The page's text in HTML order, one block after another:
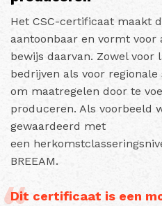
Het CSC-certificaat maakt
aantoonbaar en vormt
bewijs daarvan. Zowel voor
bedrijven als voor
om maatregelen door te
produceren. Als voorbeeld
gewaardeerd met
een
BREEAM.
Dit certificaat is een